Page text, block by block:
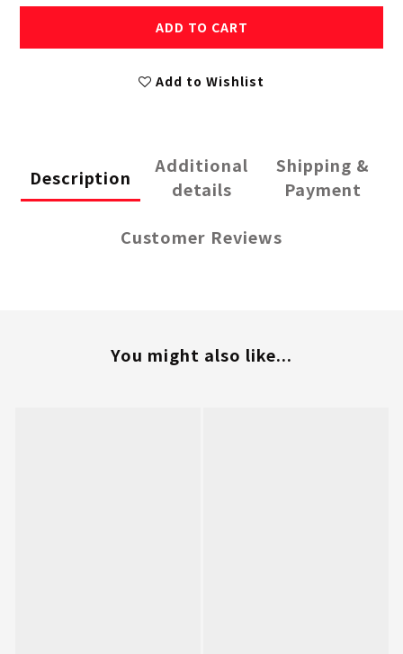
ADD TO CART
Add to Wishlist
Description
Additional
details
Shipping &
Payment
Customer Reviews
You might also like...